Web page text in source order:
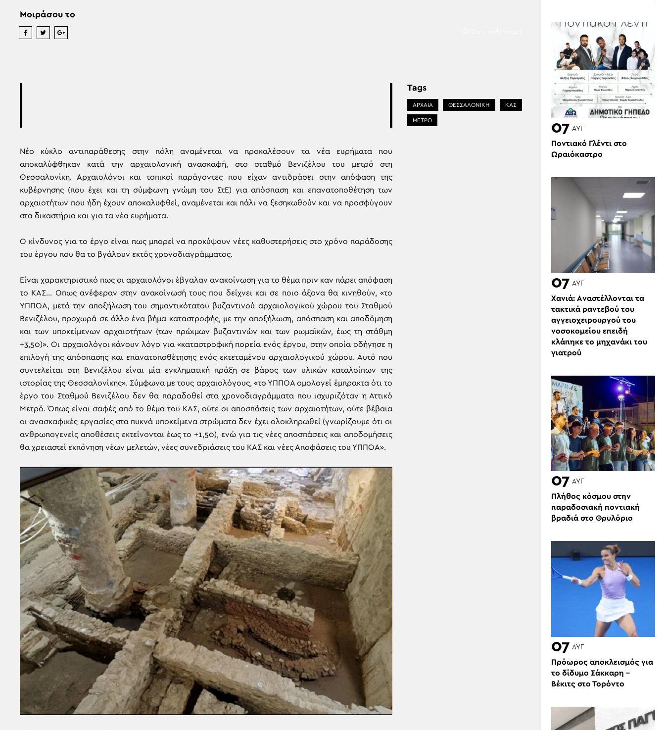
Μοιράσου το
Νέο κύκλο αντιπαράθεσης στην πόλη αναμένεται να προκαλέσουν τα νέα ευρήματα που
αποκαλύφθηκαν κατά την αρχαιολογική ανασκαφή, στο σταθμό Βενιζέλου του μετρό στη
Θεσσαλονίκη. Αρχαιολόγοι και τοπικοί παράγοντες που είχαν αντιδράσει στην απόφαση της
κυβέρνησης (που έχει και τη σύμφωνη γνώμη του ΣτΕ) για απόσπαση και επανατοποθέτηση των
αρχαιοτήτων που ήδη έχουν αποκαλυφθεί, αναμένεται και πάλι να ξεσηκωθούν και να προσφύγουν
στα δικαστήρια και για τα νέα ευρήματα.
Ο κίνδυνος για το έργο είναι πως μπορεί να προκύψουν νέες καθυστερήσεις στο χρόνο παράδοσης
του έργου που θα το βγάλουν εκτός χρονοδιαγράμματος.
Είναι χαρακτηριστικό πως οι αρχαιολόγοι έβγαλαν ανακοίνωση για το θέμα πριν καν πάρει απόφαση
το ΚΑΣ… Οπως ανέφεραν στην ανακοίνωσή τους που δείχνει και σε ποιο άξονα θα κινηθούν, «το
ΥΠΠΟΑ, μετά την αποξήλωση του σημαντικότατου βυζαντινού αρχαιολογικού χώρου του Σταθμού
Βενιζέλου, προχωρά σε άλλο ένα βήμα καταστροφής, με την αποξήλωση, απόσπαση και αποδόμηση
και των υποκείμενων αρχαιοτήτων (των πρώιμων βυζαντινών και των ρωμαϊκών, έως τη στάθμη
+3,50)». Οι αρχαιολόγοι κάνουν λόγο για «καταστροφική πορεία ενός έργου, στην οποία οδήγησε η
επιλογή της απόσπασης και επανατοποθέτησης ενός εκτεταμένου αρχαιολογικού χώρου. Αυτό που
συντελείται στη Βενιζέλου είναι μία εγκληματική πράξη σε βάρος των υλικών καταλοίπων της
ιστορίας της Θεσσαλονίκης». Σύμφωνα με τους αρχαιολόγους, «το ΥΠΠΟΑ ομολογεί έμπρακτα ότι το
έργο του Σταθμού Βενιζέλου δεν θα παραδοθεί στα χρονοδιαγράμματα που ισχυριζόταν η Αττικό
Μετρό. Όπως είναι σαφές από το θέμα του ΚΑΣ, ούτε οι αποσπάσεις των αρχαιοτήτων, ούτε βέβαια
οι ανασκαφικές εργασίες στα πυκνά υποκείμενα στρώματα δεν έχει ολοκληρωθεί (γνωρίζουμε ότι οι
ανθρωπογενείς αποθέσεις εκτείνονται έως το +1,50), ενώ για τις νέες αποσπάσεις και αποδομήσεις
θα χρειαστεί εκπόνηση νέων μελετών, νέες συνεδριάσεις του ΚΑΣ και νέες Αποφάσεις του ΥΠΠΟΑ».
Tags
ΑΡΧΑΙΑ ΘΕΣΣΑΛΟΝΙΚΗ ΚΑΣ
ΜΕΤΡΟ 07 ΑΥΓ
Ποντιακό Γλέντι στο
Ωραιόκαστρο
07 ΑΥΓ
Χανιά: Aναστέλλονται τα
τακτικά ραντεβού του
αγγειοχειρουργού του
νοσοκομείου επειδή
κλάπηκε το μηχανάκι του
γιατρού
07 ΑΥΓ
Πλήθος κόσμου στην
παραδοσιακή ποντιακή
βραδιά στο Θρυλόριο
07 ΑΥΓ
Πρόωρος αποκλεισμός για
το δίδυμο Σάκκαρη –
Βέκιτς στο Τορόντο